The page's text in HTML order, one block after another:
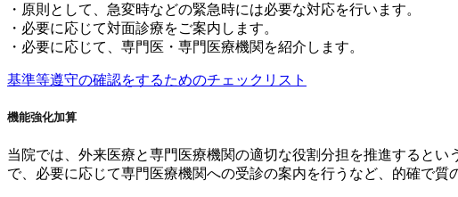
・原則として、急変時などの緊急時には必要な対応を行います。
・必要に応じて対面診療をご案内します。
・必要に応じて、専門医・専門医療機関を紹介します。
基準等遵守の確認をするためのチェックリスト
機能強化加算
当院では、外来医療と専門医療機関の適切な役割分担を推進すると
で、必要に応じて専門医療機関への受診の案内を行うなど、的確で